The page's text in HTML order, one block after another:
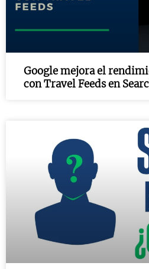
Google mejora el
con Travel Feeds en